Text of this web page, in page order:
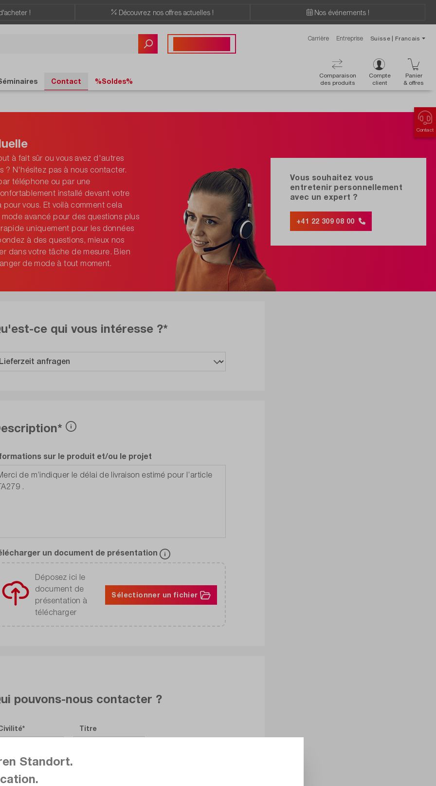
! Découvrez nos offres actuelles ! Nos événements !
Carrière Entreprise Suisse | Francais
Comparaison
des produits
Compte
client
Panier
& offres
Contact %Soldes%
Contact
à fait sûr ou vous avez d'autres
? N'hésitez pas à nous contacter.
téléphone ou par une
installé devant votre
vous. Et voilà comment cela
avancé pour des questions plus
uniquement pour les données
à des questions, mieux nos
dans votre tâche de mesure. Bien
de mode à tout moment.
Vous souhaitez vous
entretenir personnellement
avec un expert ?
+41 22 309 08 00
ce qui vous intéresse ?*
sur le produit et/ou le projet
un document de présentation
Déposez ici le
document de
présentation à
télécharger
Sélectionner un fichier
pouvons-nous contacter ?
Titre
Standort.